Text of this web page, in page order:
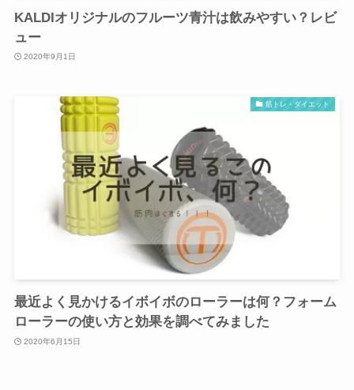
KALDIオリジナルのフルーツ青汁は飲みやすい？レビ
ュー
2020年9月1日
筋トレ・ダイエット
最近よく見かけるイボイボのローラーは何？フォーム
ローラーの使い方と効果を調べてみました
2020年6月15日